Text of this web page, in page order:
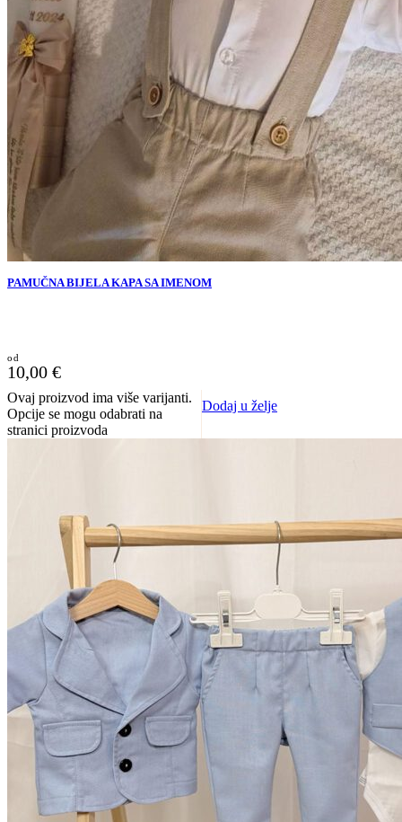
PAMUČNA BIJELA KAPA SA IMENOM
10,00 €
Ovaj proizvod ima više varijanti.
Opcije se mogu odabrati na
stranici proizvoda
Dodaj u želje